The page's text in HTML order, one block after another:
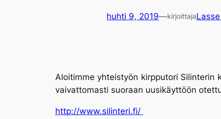
huhti 9, 2019—kirjoittaja
Aloitimme yhteistyön kirpputori Silinterin
vaivattomasti suoraan uusikäyttöön
http://www.silinteri.fi/